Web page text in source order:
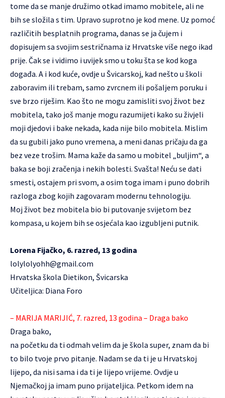
tome da se manje družimo otkad imamo mobitele, ali ne
bih se složila s tim. Upravo suprotno je kod mene. Uz pomoć
različitih besplatnih programa, danas se ja čujem i
dopisujem sa svojim sestričnama iz Hrvatske više nego ikad
prije. Čak se i vidimo i uvijek smo u toku šta se kod koga
događa. A i kod kuće, ovdje u Švicarskoj, kad nešto u školi
zaboravim ili trebam, samo zvrcnem ili pošaljem poruku i
sve brzo riješim. Kao što ne mogu zamisliti svoj život bez
mobitela, tako još manje mogu razumijeti kako su živjeli
moji djedovi i bake nekada, kada nije bilo mobitela. Mislim
da su gubili jako puno vremena, a meni danas pričaju da ga
bez veze trošim. Mama kaže da samo u mobitel „buljim“, a
baka se boji zračenja i nekih bolesti. Svašta! Neću se dati
smesti, ostajem pri svom, a osim toga imam i puno dobrih
razloga zbog kojih zagovaram modernu tehnologiju.
Moj život bez mobitela bio bi putovanje svijetom bez
kompasa, u kojem bih se osjećala kao izgubljeni putnik.
Lorena Fijačko, 6. razred, 13 godina
lolylolyohh@gmail.com
Hrvatska škola Dietikon, Švicarska
Učiteljica: Diana Foro
– MARIJA MARIJIĆ, 7. razred, 13 godina – Draga bako
Draga bako,
na početku da ti odmah velim da je škola super, znam da bi
to bilo tvoje prvo pitanje. Nadam se da ti je u Hrvatskoj
lijepo, da nisi sama i da ti je lijepo vrijeme. Ovdje u
Njemačkoj ja imam puno prijateljica. Petkom idem na